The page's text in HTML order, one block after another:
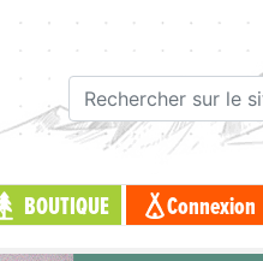
BOUTIQUE Connexion